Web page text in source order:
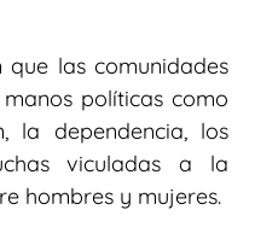
que las comunidades
políticas como
la dependencia, los
viculadas a la
hombres y mujeres.